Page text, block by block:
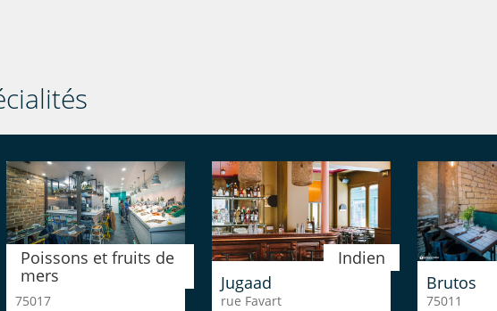
Poissons et fruits de
mers
Chez Simon
75017
Indien
Jugaad
rue Favart
Brutos
75011